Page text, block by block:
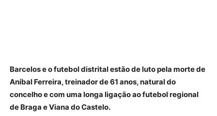
Barcelos e o futebol distrital estão de luto pela morte de
Aníbal Ferreira, treinador de 61 anos, natural do
concelho e com uma longa ligação ao futebol regional
de Braga e Viana do Castelo.